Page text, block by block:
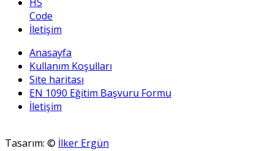
Code
İletişim
Anasayfa
Kullanım Koşulları
Site haritası
EN 1090 Eğitim Başvuru Formu
İletişim
Tasarım: © İlker Ergün